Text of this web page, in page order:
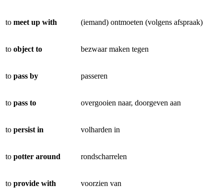
to meet up with (iemand) ontmoeten (volgens afspraak)
to object to bezwaar maken tegen
to pass by passeren
to pass to overgooien naar, doorgeven aan
to persist in volharden in
to potter around rondscharrelen
to provide with voorzien van